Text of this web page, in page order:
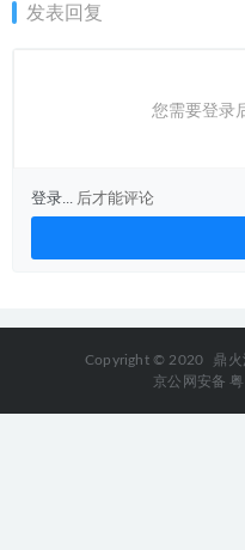
发表回复
您需要登录
登录... 后才能评论
Copyright © 2020 鼎火
京公网安备